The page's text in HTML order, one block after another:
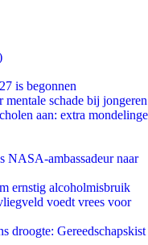
is begonnen
schade bij jongeren
aan: extra mondelinge
NASA-ambassadeur naar
ernstig alcoholmisbruik
voedt vrees voor
droogte: Gereedschapskist